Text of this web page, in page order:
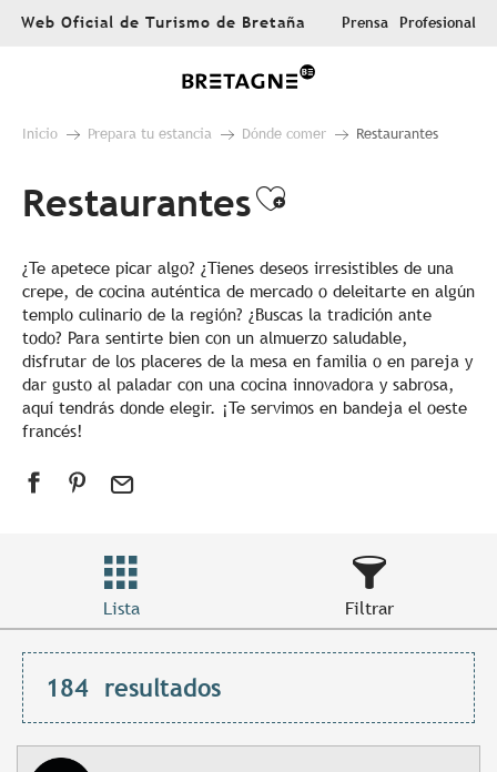
AllerWeb Oficial de Turismo de Bretaña Prensa Profesional
Inicio Prepara tu estancia Dónde comer Restaurantes
RestaurantesAjouter aux
¿Te apetece picar algo? ¿Tienes deseos irresistibles de una
crepe, de cocina auténtica de mercado o deleitarte en algún
templo culinario de la región? ¿Buscas la tradición ante
todo? Para sentirte bien con un almuerzo saludable,
disfrutar de los placeres de la mesa en familia o en pareja y
dar gusto al paladar con una cocina innovadora y sabrosa,
aquí tendrás donde elegir. ¡Te servimos en bandeja el oeste
francés!
Lista Filtrar
184 resultados